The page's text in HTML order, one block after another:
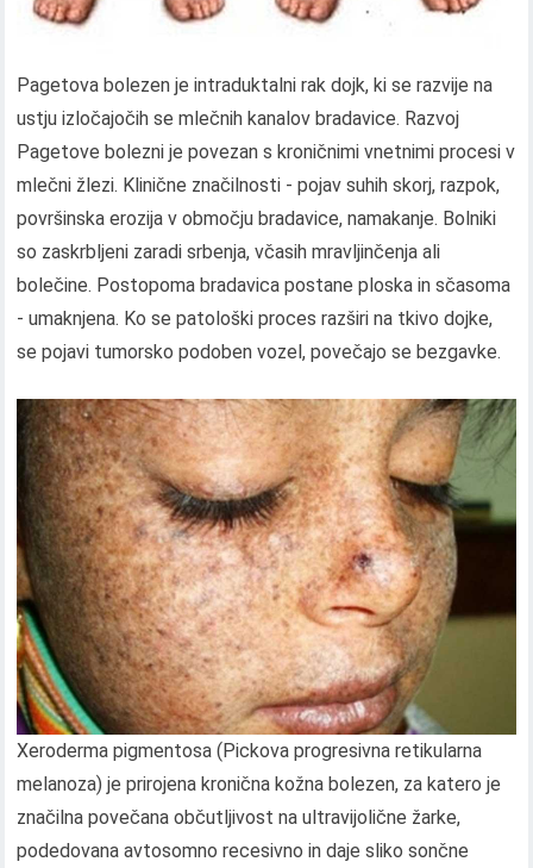
Pagetova bolezen je intraduktalni rak dojk, ki se razvije na
ustju izločajočih se mlečnih kanalov bradavice. Razvoj
Pagetove bolezni je povezan s kroničnimi vnetnimi procesi v
mlečni žlezi. Klinične značilnosti - pojav suhih skorj, razpok,
površinska erozija v območju bradavice, namakanje. Bolniki
so zaskrbljeni zaradi srbenja, včasih mravljinčenja ali
bolečine. Postopoma bradavica postane ploska in sčasoma
- umaknjena. Ko se patološki proces razširi na tkivo dojke,
se pojavi tumorsko podoben vozel, povečajo se bezgavke.
Xeroderma pigmentosa (Pickova progresivna retikularna
melanoza) je prirojena kronična kožna bolezen, za katero je
značilna povečana občutljivost na ultravijolične žarke,
podedovana avtosomno recesivno in daje sliko sončne